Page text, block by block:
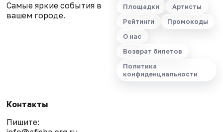
Самые яркие события в
вашем городе.
Площадки
Артисты
Рейтинги
Промокоды
О нас
Возврат билетов
Политика
конфиденциальности
Контакты
Пишите: